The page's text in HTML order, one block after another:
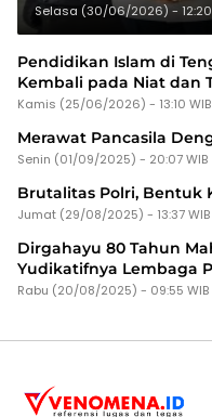
Selasa (30/06/2026) - 12:20
Pendidikan Islam di
Kembali pada Niat dan
Kamis (25/06/2026) - 13:10 WIB
Merawat Pancasila
Senin (01/09/2025) - 20:07 WIB
Brutalitas Polri, Bentuk
Jumat (29/08/2025) - 13:37 WIB
Dirgahayu 80 Tahun
Yudikatifnya Lembaga
Rabu (20/08/2025) - 09:55 WIB